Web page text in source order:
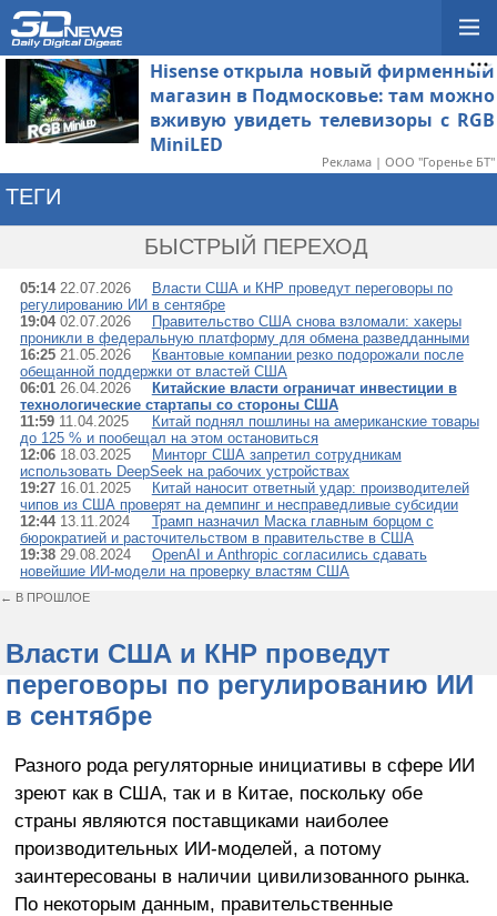
Hisense открыла новый фирменный
магазин в Подмосковье: там можно
вживую увидеть телевизоры с RGB
MiniLED
Реклама | ООО "Горенье БТ"
ТЕГИ
БЫСТРЫЙ ПЕРЕХОД
05:1422.07.2026
Власти США и КНР проведут переговоры по
регулированию ИИ в сентябре
19:0402.07.2026
Правительство США снова взломали: хакеры
проникли в федеральную платформу для обмена разведданными
16:25 21.05.2026
Квантовые компании резко подорожали после
обещанной поддержки от властей США
06:01 26.04.2026
Китайские власти ограничат инвестиции в
технологические стартапы со стороны США
11:59 11.04.2025
Китай поднял пошлины на американские товары
до 125 % и пообещал на этом остановиться
12:06 18.03.2025
Минторг США запретил сотрудникам
использовать DeepSeek на рабочих устройствах
19:27 16.01.2025
Китай наносит ответный удар: производителей
чипов из США проверят на демпинг и несправедливые субсидии
12:4413.11.2024
Трамп назначил Маска главным борцом с
бюрократией и расточительством в правительстве в США
19:38 29.08.2024
OpenAI и Anthropic согласились сдавать
новейшие ИИ-модели на проверку властям США
← В ПРОШЛОЕ
Власти США и КНР проведут
переговоры по регулированию ИИ
в сентябре
Разного рода регуляторные инициативы в сфере ИИ
зреют как в США, так и в Китае, поскольку обе
страны являются поставщиками наиболее
производительных ИИ-моделей, а потому
заинтересованы в наличии цивилизованного рынка.
По некоторым данным, правительственные